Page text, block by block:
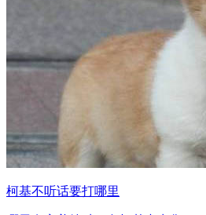
柯基不听话要打哪里